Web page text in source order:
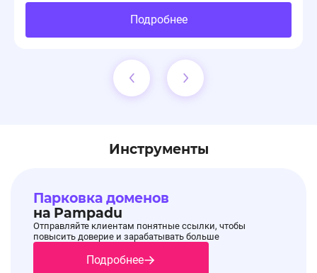
⏰Срок действия: 27.01.26 - 28.02.26
⏰Срок действия: 27.01.26. 31.01.26
🔘ШОПИНГЛАЙВ-20Ф - Скидка на первый заказ
Подробнее
Инструменты
Парковка доменов
на Pampadu
Отправляйте клиентам понятные ссылки, чтобы
повысить доверие и зарабатывать больше
Подробнее